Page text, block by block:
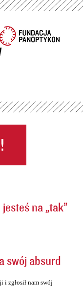
na „tak”
swój absurd
i zgłosił nam swój